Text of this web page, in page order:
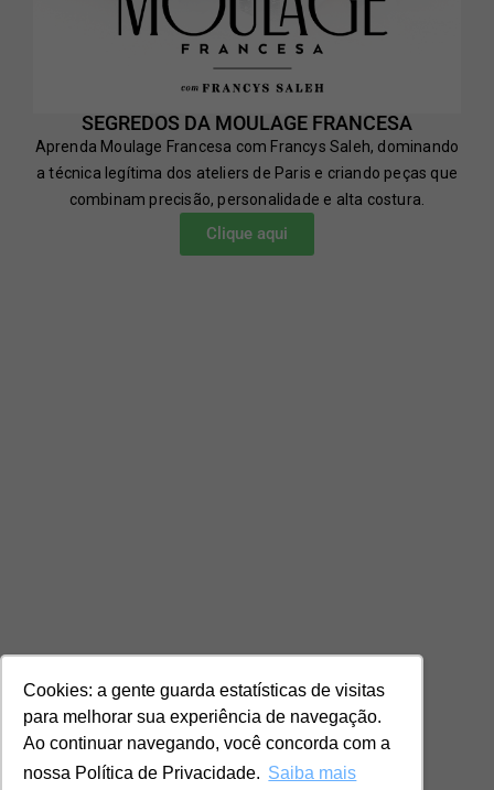
Cookies: a gente guarda estatísticas de visitas
para melhorar sua experiência de navegação.
Ao continuar navegando, você concorda com a
nossa Política de Privacidade. Saiba mais
SEGREDOS DA MOULAGE FRANCESA
Aprenda Moulage Francesa com Francys Saleh, dominando
a técnica legítima dos ateliers de Paris e criando peças que
combinam precisão, personalidade e alta costura.
Clique aqui